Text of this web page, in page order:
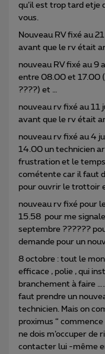
qu’il est trop tard etje
vous.
Nouveau RV fixé au
avant que le rv était
nouveau RV fixé au 9
entre 08.00 et 17.00 (
????) et …
nouveau rv fixé au 11
avant que le rv était
nouveau rv fixé au 4
14.00 un technicien
frustration et le temps
cométente car il faut
pour ouvrir le trottoir
nouveau rv fixé pour
15.58 pour me
septembre ??????
demande pour un
8 octobre : tout le
efficace , polie , qui
branchement à faire
faut prendre un
technicien. Mais on
proximus “
ne dois m’occuper de
contacter lui -même